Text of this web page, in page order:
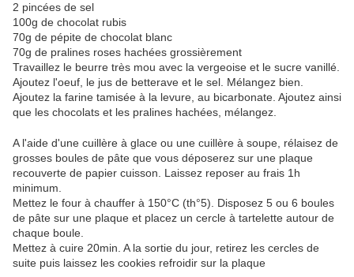
2 pincées de sel
100g de chocolat rubis
70g de pépite de chocolat blanc
70g de pralines roses hachées grossièrement
Travaillez le beurre très mou avec la vergeoise et le sucre vanillé.
Ajoutez l'oeuf, le jus de betterave et le sel. Mélangez bien.
Ajoutez la farine tamisée à la levure, au bicarbonate. Ajoutez ainsi
que les chocolats et les pralines hachées, mélangez.
A l'aide d'une cuillère à glace ou une cuillère à soupe, rélaisez de
grosses boules de pâte que vous déposerez sur une plaque
recouverte de papier cuisson. Laissez reposer au frais 1h
minimum.
Mettez le four à chauffer à 150°C (th°5). Disposez 5 ou 6 boules
de pâte sur une plaque et placez un cercle à tartelette autour de
chaque boule.
Mettez à cuire 20min. A la sortie du jour, retirez les cercles de
suite puis laissez les cookies refroidir sur la plaque